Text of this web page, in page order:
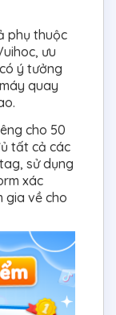
phụ thuộc
ưu
ý tưởng
quay
cho 50
tất cả các
sử dụng
xác
gia về cho